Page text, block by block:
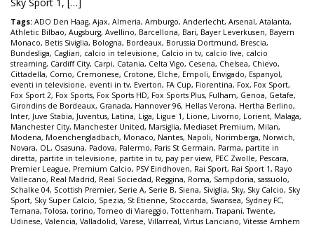
Tags: ADO Den Haag, Ajax, Almeria, Amburgo, Anderlecht, Arsenal, Atalanta,
Athletic Bilbao, Augsburg, Avellino, Barcellona, Bari, Bayer Leverkusen, Bayern
Monaco, Betis Siviglia, Bologna, Bordeaux, Borussia Dortmund, Brescia,
Bundesliga, Cagliari, calcio in televisione, Calcio in tv, calcio live, calcio
streaming, Cardiff City, Carpi, Catania, Celta Vigo, Cesena, Chelsea, Chievo,
Cittadella, Como, Cremonese, Crotone, Elche, Empoli, Envigado, Espanyol,
eventi in televisione, eventi in tv, Everton, FA Cup, Fiorentina, Fox, Fox Sport,
Fox Sport 2, Fox Sports, Fox Sports HD, Fox Sports Plus, Fulham, Genoa, Getafe,
Girondins de Bordeaux, Granada, Hannover 96, Hellas Verona, Hertha Berlino,
Inter, Juve Stabia, Juventus, Latina, Liga, Ligue 1, Lione, Livorno, Lorient, Malaga,
Manchester City, Manchester United, Marsiglia, Mediaset Premium, Milan,
Modena, Moenchengladbach, Monaco, Nantes, Napoli, Norimberga, Norwich,
Novara, OL , Osasuna, Padova, Palermo, Paris St Germain, Parma, partite in
diretta, partite in televisione, partite in tv, pay per view, PEC Zwolle, Pescara,
Premier League, Premium Calcio, PSV Eindhoven, Rai Sport, Rai Sport 1, Rayo
Vallecano, Real Madrid, Real Sociedad, Reggina, Roma, Sampdoria, sassuolo,
Schalke 04, Scottish Premier, Serie A, Serie B, Siena, Siviglia, Sky, Sky Calcio, Sky
Sport, Sky Super Calcio, Spezia, St Etienne, Stoccarda, Swansea, Sydney FC,
Ternana,Tolosa, torino,Torneo di Viareggio,Tottenham,Trapani,Twente,
Udinese, Valencia, Valladolid, Varese, Villarreal, Virtus Lanciano, Vitesse Arnhem